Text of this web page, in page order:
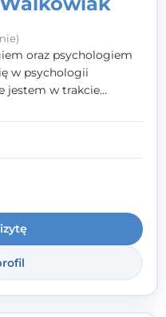
oraz psychologiem
w psychologii
jestem w trakcie
status członka
Systemowej oraz
Towarzystwa
stawiam budowanie
i zrozumienia w
Istotna dla nie jest
na dostępnych